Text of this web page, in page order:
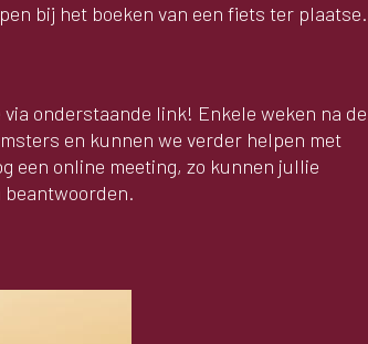
bij het boeken van een fiets ter plaatse.
onderstaande link! Enkele weken na de
en kunnen we verder helpen met
een online meeting, zo kunnen jullie
beantwoorden.